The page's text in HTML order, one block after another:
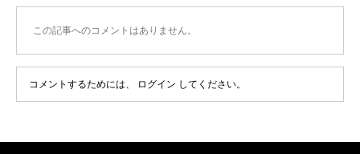
この記事へのコメントはありません。
コメントするためには、 ログイン してください。